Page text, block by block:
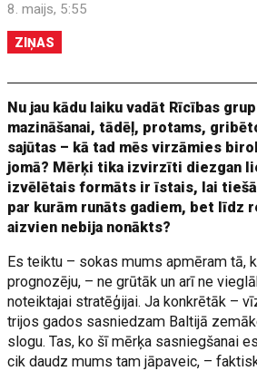
8. maijs, 5:55
ZIŅAS
Nu jau kādu laiku vadāt Rīcības
mazināšanai, tādēļ, protams,
sajūtas – kā tad mēs virzāmies
jomā? Mērķi tika izvirzīti diezgan
izvēlētais formāts ir īstais, lai
par kurām runāts gadiem, bet līdz
aizvien nebija nonākts?
Es teiktu – sokas mums apmēram tā,
prognozēju, – ne grūtāk un arī ne
noteiktajai stratēģijai. Ja konkrētāk –
trijos gados sasniedzam Baltijā
slogu. Tas, ko šī mērķa sasniegšanai
cik daudz mums tam jāpaveic, –